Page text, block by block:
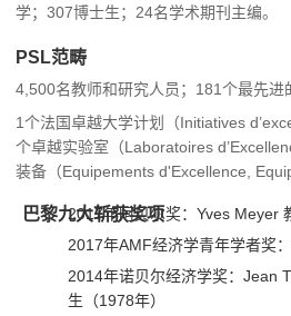
学；307博士生；24名学术期刊主编。
PSL范畴
4,500名教师和研究人员；181个最先进
1个法国卓越大学计划（Initiatives
个卓越实验室（Laboratoires
装备（Equipements d'Excellence,
巴黎九大斩获奖项
2017年阿贝尔奖：Yves Meyer
2017年AMF经济学青年学者奖
2014年诺贝尔经济学奖：Jean
生（1978年）